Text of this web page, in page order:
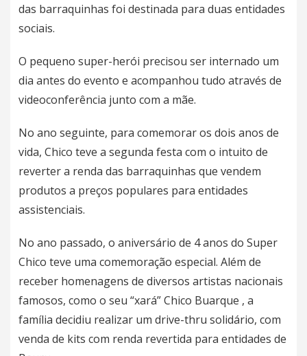
das barraquinhas foi destinada para duas entidades
sociais.
O pequeno super-herói precisou ser internado um
dia antes do evento e acompanhou tudo através de
videoconferência junto com a mãe.
No ano seguinte, para comemorar os dois anos de
vida, Chico teve a segunda festa com o intuito de
reverter a renda das barraquinhas que vendem
produtos a preços populares para entidades
assistenciais.
No ano passado, o aniversário de 4 anos do Super
Chico teve uma comemoração especial. Além de
receber homenagens de diversos artistas nacionais
famosos, como o seu “xará” Chico Buarque , a
família decidiu realizar um drive-thru solidário, com
venda de kits com renda revertida para entidades de